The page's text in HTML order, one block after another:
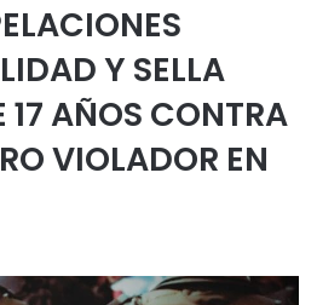
Y SELLA
AÑOS CONTRA
VIOLADOR EN